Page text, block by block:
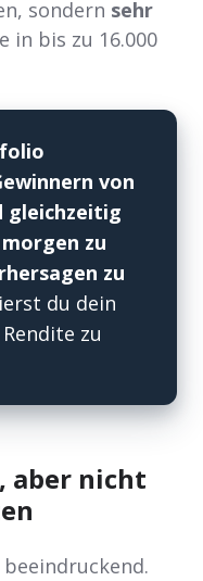
sondern sehr
in bis zu 16.000
von
gleichzeitig
zu
zu
du dein
zu
aber nicht